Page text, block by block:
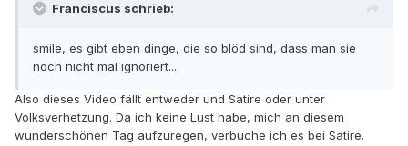
Franciscus schrieb:
smile, es gibt eben dinge, die so blöd sind, dass man sie
noch nicht mal ignoriert...
Also dieses Video fällt entweder und Satire oder unter
Volksverhetzung. Da ich keine Lust habe, mich an diesem
wunderschönen Tag aufzuregen, verbuche ich es bei Satire.